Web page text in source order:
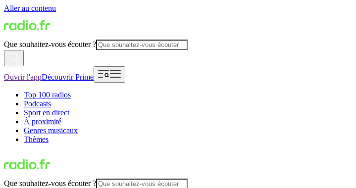
Aller au contenu
Que souhaitez-vous écouter ?
Ouvrir l'appDécouvrir Prime
Top 100 radios
Podcasts
Sport en direct
À proximité
Genres musicaux
Thèmes
Que souhaitez-vous écouter ?